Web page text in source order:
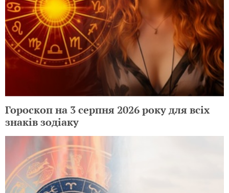
Гороскоп на 3 серпня 2026 року для всіх
знаків зодіаку